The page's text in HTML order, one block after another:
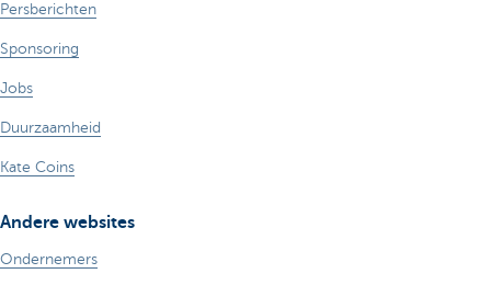
Persberichten
Sponsoring
Jobs
Duurzaamheid
Kate Coins
Andere websites
Ondernemers